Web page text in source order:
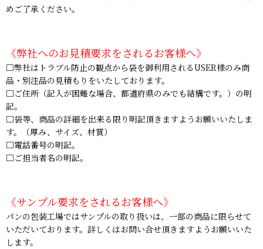
めご了承ください。
《弊社へのお見積要求をされるお客様へ》
□弊社はトラブル防止の観点から袋を御利用されるUSER様のみ商
品・別注品の見積もりをいたしております。
□ご住所（記入が困難な場合、都道府県のみでも結構です。）の明
記。
□袋等、商品の詳細を出来る限り明記頂きますようお願いいたしま
す。（厚み、サイズ、材質）
□電話番号の明記。
□ご担当者名の明記。
《サンプル要求をされるお客様へ》
パンの包装工場ではサンプルの取り扱いは、一部の商品に限らせて
いただいております。詳しくはお問い合せ頂きますようお願いいた
します。